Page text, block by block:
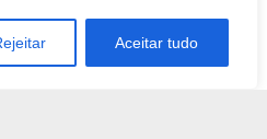
Aceitar tudo